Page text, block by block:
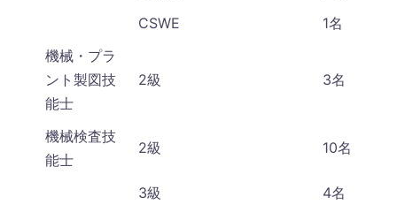
CSWE
1名
機械・プラ
ント製図技
能士
2級 3名
機械検査技
能士
2級 10名
3級
4名